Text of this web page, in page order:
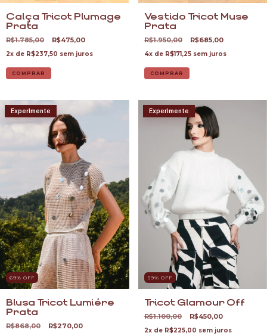
Calça Tricot Plumage
Prata
R$1.785,00 R$475,00
2x de R$237,50 sem juros
COMPRAR
Vestido Tricot Muse
Prata
R$1.950,00 R$685,00
4x de R$171,25sem juros
COMPRAR
Experimente
69% OFF
Blusa Tricot Lumiére
Prata
R$868,00 R$270,00
Experimente
59% OFF
Tricot Glamour Off
R$1.100,00 R$450,00
2x de R$225,00 sem juros